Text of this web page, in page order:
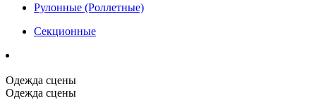
Рулонные (Роллетные)
Секционные
Одежда сцены
Одежда сцены